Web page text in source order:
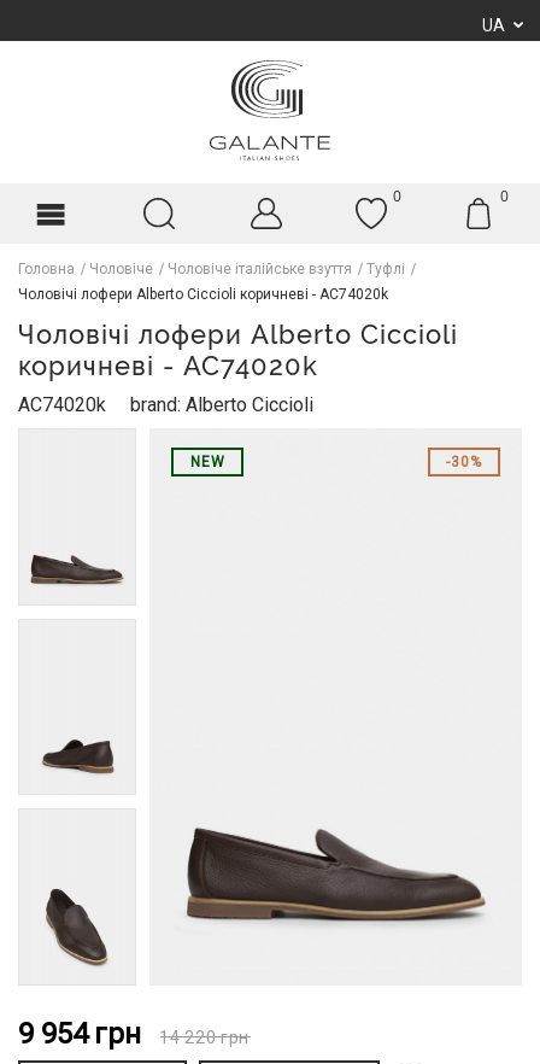
UA
0 0
Головна Чоловіче Чоловіче італійське взуття
Туфлі
Чоловічі лофери Alberto Ciccioli коричневі - AC74020k
Чоловічі лофери Alberto Ciccioli
коричневі - AC74020k
AC74020k brand: Alberto Ciccioli
NEW 30%
9 954грн 14 220грн